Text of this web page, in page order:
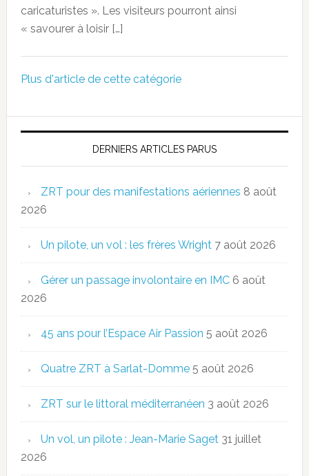
caricaturistes ». Les visiteurs pourront ainsi
« savourer à loisir […]
Plus d'article de cette catégorie
DERNIERS ARTICLES PARUS
ZRT pour des manifestations aériennes 8 août
2026
Un pilote, un vol : les frères Wright 7 août 2026
Gérer un passage involontaire en IMC 6 août
2026
45 ans pour l’Espace Air Passion 5 août 2026
Quatre ZRT à Sarlat-Domme 5 août 2026
ZRT sur le littoral méditerranéen 3 août 2026
Un vol, un pilote : Jean-Marie Saget 31 juillet
2026